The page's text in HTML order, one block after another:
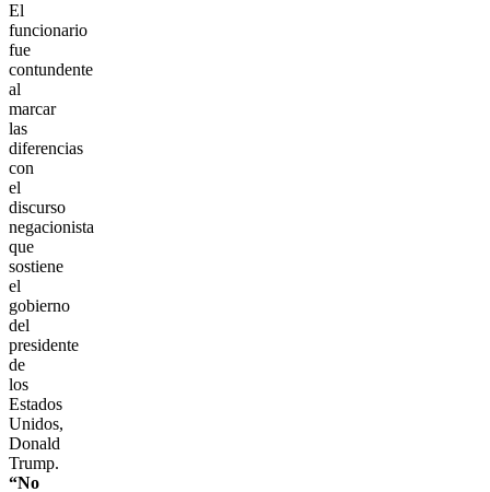
El
funcionario
fue
contundente
al
marcar
las
diferencias
con
el
discurso
negacionista
que
sostiene
el
gobierno
del
presidente
de
los
Estados
Unidos,
Donald
Trump.
“No